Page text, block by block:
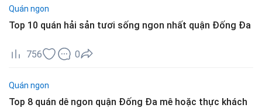
Quán ngon
Top 10 quán hải sản tươi sống ngon nhất quận Đống Đa
756 0
Quán ngon
Top 8 quán dê ngon quận Đống Đa mê hoặc thực khách